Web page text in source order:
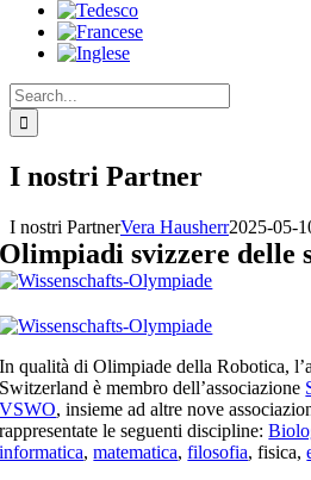
Search
for:
I nostri Partner
I nostri PartnerVera Hausherr2025-05-
Olimpiadi svizzere delle
In qualità di Olimpiade della Robotica,
Switzerland è membro dell’associazione
VSWO, insieme ad altre nove
rappresentate le seguenti discipline:
informatica,matematica,filosofia, fisica,